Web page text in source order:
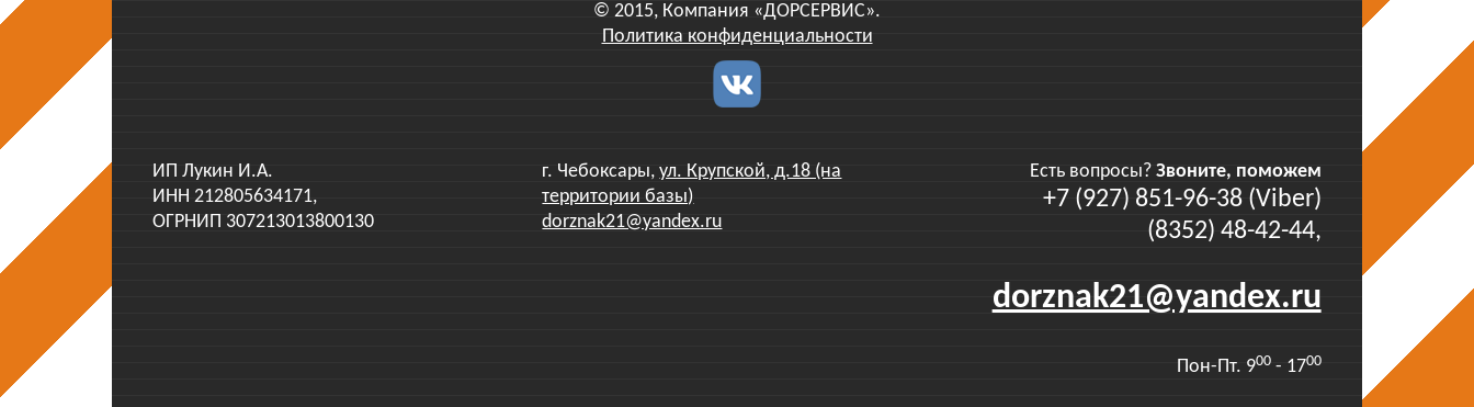
© 2015, Компания «ДОРСЕРВИС».
Политика конфиденциальности
ИП Лукин И.А.
ИНН 212805634171,
ОГРНИП 307213013800130
г. Чебоксары,ул. Крупской, д.18 (на
территории базы)
dorznak21@yandex.ru
Есть вопросы? Звоните, поможем
+7 (927) 851-96-38 (Viber)
(8352) 48-42-44,
dorznak21@yandex.ru
Пон-Пт. 900- 1700